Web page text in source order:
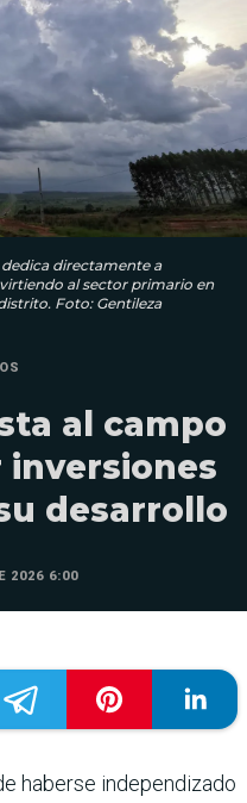
directamente a
al sector primario en
Foto: Gentileza
al campo
inversiones
desarrollo
2026 6:00
haberse independizado